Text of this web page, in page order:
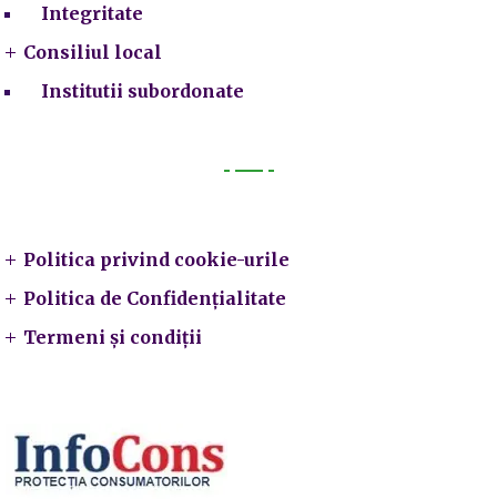
Integritate
Consiliul local
Institutii subordonate
Politica privind cookie-urile
Politica de Confidențialitate
Termeni și condiții